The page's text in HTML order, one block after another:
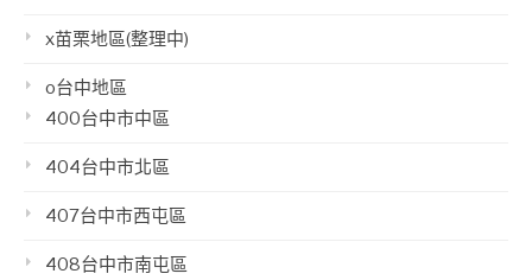
x苗栗地區(整理中)
o台中地區
400台中市中區
404台中市北區
407台中市西屯區
408台中市南屯區